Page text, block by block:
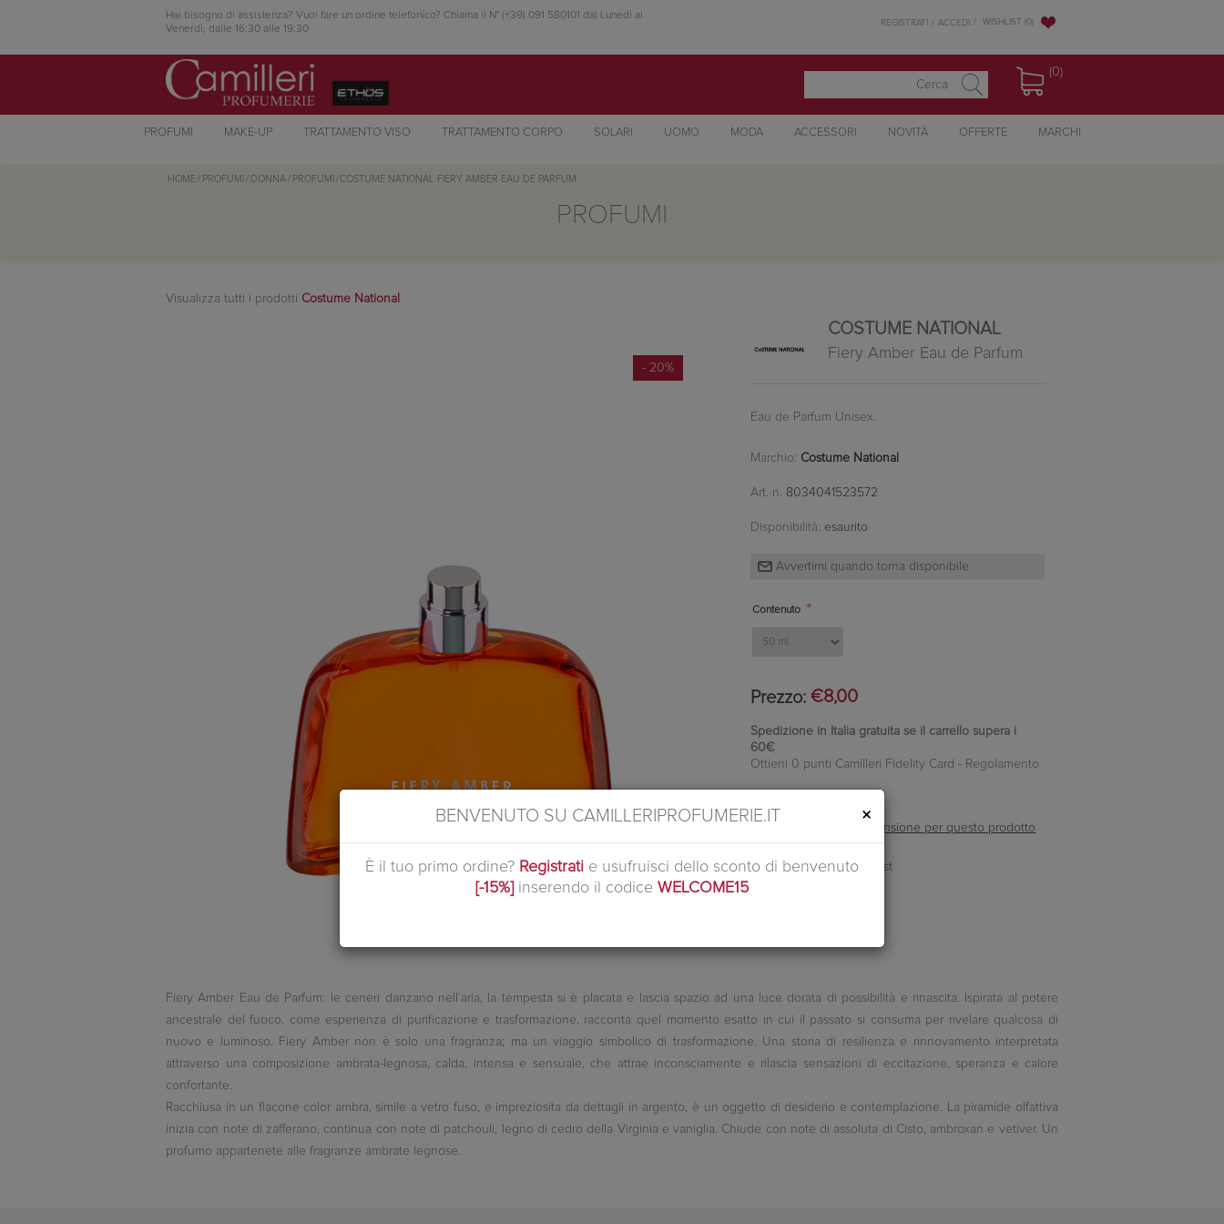
Hai bisogno di assistenza? Vuoi fare un ordine telefonico? Chiama il N° (+39) 091 580101 dal Lunedì al
Venerdì, dalle 16:30 alle 19:30
REGISTRATI ACCEDI WISHLIST (0)
(0)
PROFUMI MAKE-UP TRATTAMENTO VISO TRATTAMENTO CORPO SOLARI UOMO MODA ACCESSORI NOVITÀ OFFERTE MARCHI
HOME / PROFUMI / DONNA / PROFUMI / COSTUME NATIONAL FIERY AMBER EAU DE PARFUM
PROFUMI
Visualizza tutti i prodotti Costume National
- 20%
COSTUME NATIONAL
Fiery Amber Eau de Parfum
Eau de Parfum Unisex.
Marchio: Costume National
Art. n. 8034041523572
Disponibilità: esaurito
Contenuto *
Prezzo: €8,00
Spedizione in Italia gratuita se il carrello supera i
60€
Ottieni 0 punti Camilleri Fidelity Card - Regolamento
Si tratta della prima recensione per questo prodotto
Fiery Amber Eau de Parfum: le ceneri danzano nell`aria, la tempesta si è placata e lascia spazio ad una luce dorata di possibilità e rinascita. Ispirata al potere
ancestrale del fuoco, come esperienza di purificazione e trasformazione, racconta quel momento esatto in cui il passato si consuma per rivelare qualcosa di
nuovo e luminoso. Fiery Amber non è solo una fragranza; ma un viaggio simbolico di trasformazione. Una storia di resilienza e rinnovamento interpretata
attraverso una composizione ambrata-legnosa, calda, intensa e sensuale, che attrae inconsciamente e rilascia sensazioni di eccitazione, speranza e calore
confortante.
Racchiusa in un flacone color ambra, simile a vetro fuso, e impreziosita da dettagli in argento, è un oggetto di desiderio e contemplazione. La piramide olfattiva
inizia con note di zafferano, continua con note di patchouli, legno di cedro della Virginia e vaniglia. Chiude con note di assoluta di Cisto, ambroxan e vetiver. Un
profumo appartenete alle fragranze ambrate legnose.
BENVENUTO SU CAMILLERIPROFUMERIE.IT ×
È il tuo primo ordine? Registrati e usufruisci dello sconto di benvenuto
[-15%] inserendo il codice WELCOME15